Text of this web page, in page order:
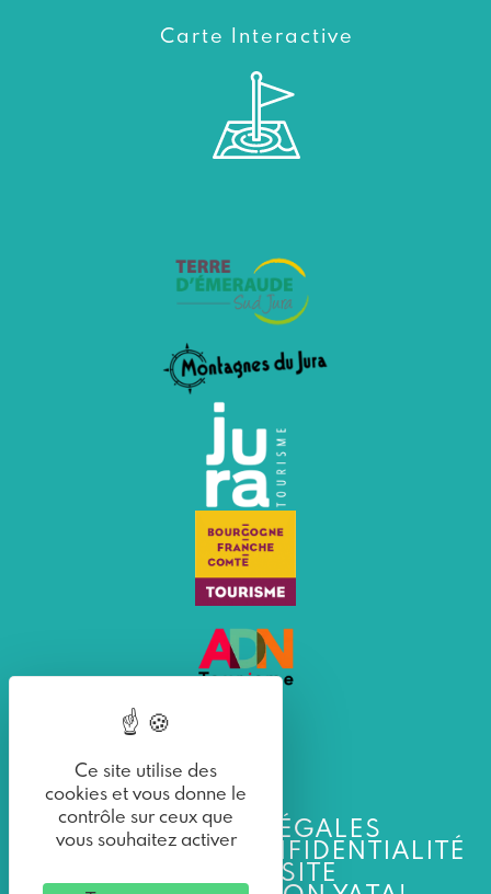
Carte Interactive
MENTIONS LÉGALES
POLITIQUE DE CONFIDENTIALITÉ
PLAN DU SITE
Ce site utilise des
cookies et vous donne le
contrôle sur ceux que
vous souhaitez activer